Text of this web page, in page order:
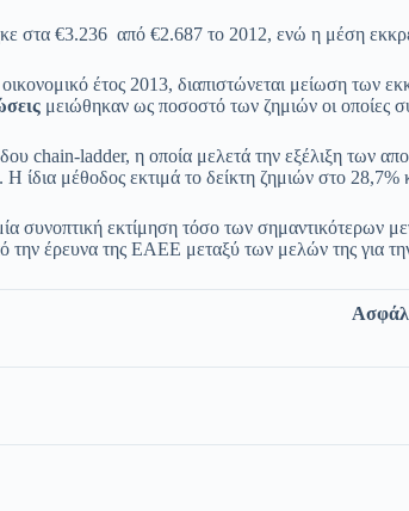
στα €3.236 από €2.687 το 2012, ενώ η μέση
έτος 2013, διαπιστώνεται μείωση των
μειώθηκαν ως ποσοστό των ζημιών οι οποίες
chain-ladder, η οποία μελετά την εξέλιξη των
Η ίδια μέθοδος εκτιμά το δείκτη ζημιών στο
συνοπτική εκτίμηση τόσο των
έρευνα της ΕΑΕΕ μεταξύ των μελών της για την